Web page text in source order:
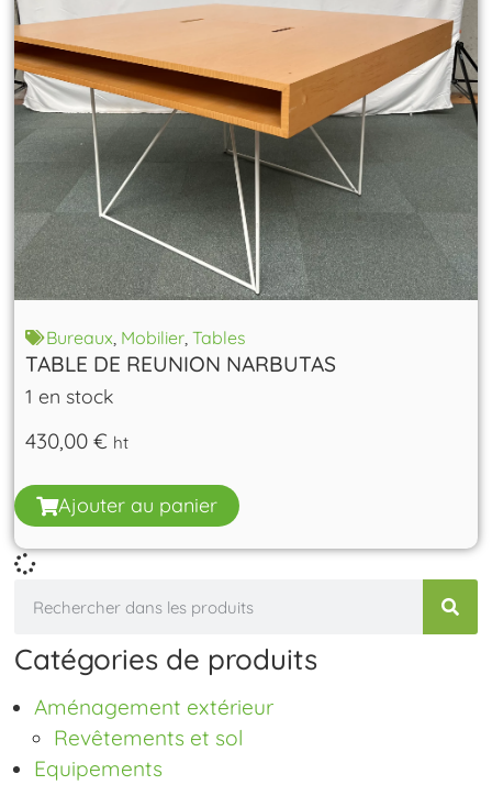
Bureaux Mobilier ,Tables
TABLE DE REUNION NARBUTAS
1 en stock
430,00€ ht
Ajouter au panier
Catégories de produits
Aménagement extérieur
Revêtements et sol
Equipements